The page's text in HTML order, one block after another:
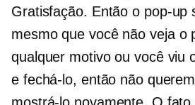
Gratisfação. Então o pop-up
mesmo que você não veja o
qualquer motivo ou você viu
e fechá-lo, então não